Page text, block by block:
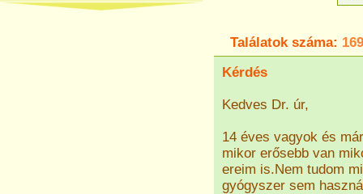
Találatok száma:
Kérdés
Kedves Dr. úr,
14 éves vagyok és
mikor erősebb van
ereim is.Nem tudom
gyógyszer sem